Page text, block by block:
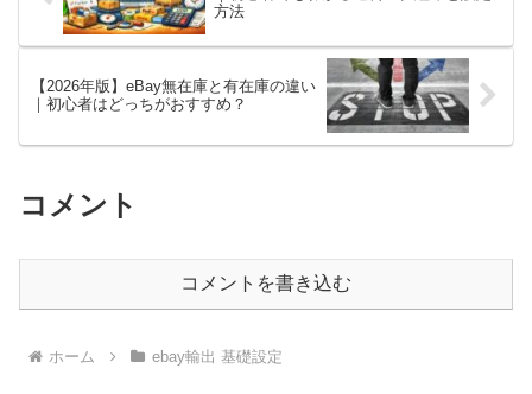
方法
【2026年版】eBay無在庫と有在庫の違い
｜初心者はどっちがおすすめ？
コメント
コメントを書き込む
ホーム ebay輸出 基礎設定